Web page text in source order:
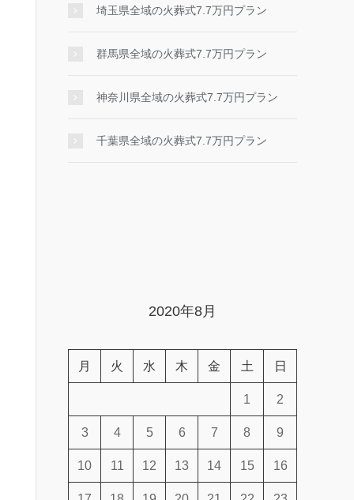
埼玉県全域の火葬式7.7万円プラン
群馬県全域の火葬式7.7万円プラン
神奈川県全域の火葬式7.7万円プラン
千葉県全域の火葬式7.7万円プラン
2020年8月
月 火 水 木 金 土 日
1 2
3 4 5 6 7 8 9
10 11 12 13 14 15 16